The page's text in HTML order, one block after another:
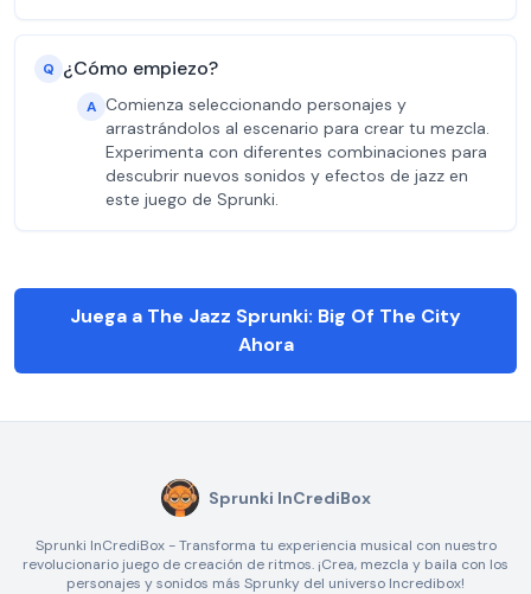
Q ¿Cómo empiezo?
A Comienza seleccionando personajes y
arrastrándolos al escenario para crear tu mezcla.
Experimenta con diferentes combinaciones para
descubrir nuevos sonidos y efectos de jazz en
este juego de Sprunki.
Juega a The Jazz Sprunki: Big Of The City
Ahora
Sprunki InCrediBox
Sprunki InCrediBox - Transforma tu experiencia musical con nuestro
revolucionario juego de creación de ritmos. ¡Crea, mezcla y baila con los
personajes y sonidos más Sprunky del universo Incredibox!